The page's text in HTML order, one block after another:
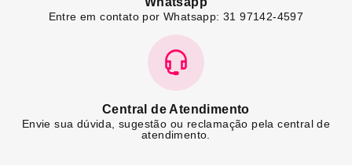
Entre em contato por Whatsapp: 31 97142-4597
Central de Atendimento
Envie sua dúvida, sugestão ou reclamação pela central de
atendimento.